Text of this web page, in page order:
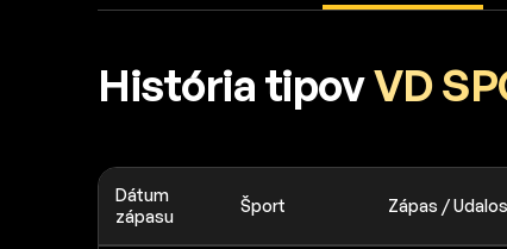
História tipovVD
Dátum
zápasu
Šport Zápas /